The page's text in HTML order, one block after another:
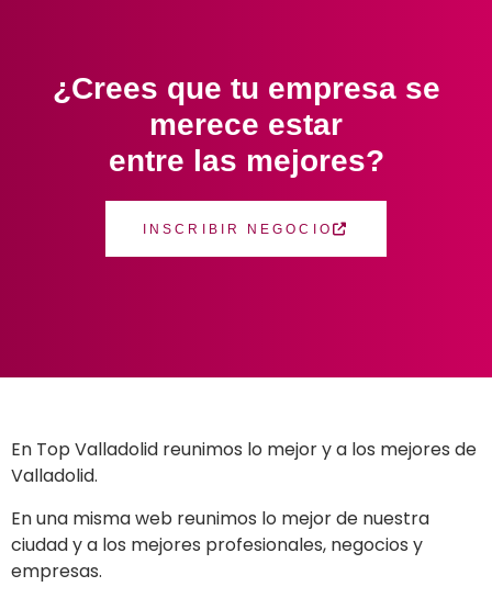
¿Crees que tu empresa se
merece estar
entre las mejores?
INSCRIBIR NEGOCIO
En Top Valladolid reunimos lo mejor y a los mejores de
Valladolid.
En una misma web reunimos lo mejor de nuestra
ciudad y a los mejores profesionales, negocios y
empresas.